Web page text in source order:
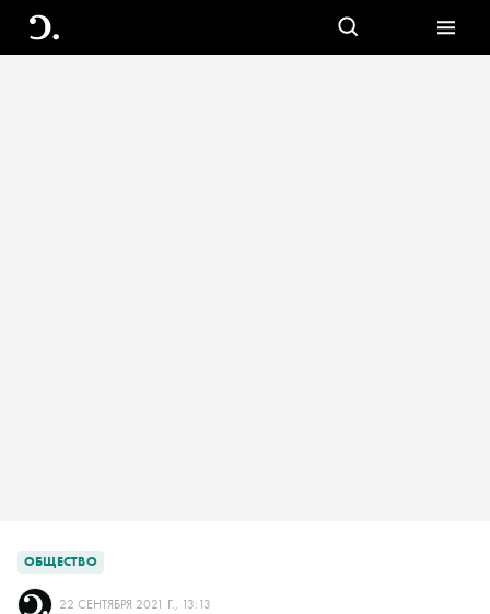
ОБЩЕСТВО
22 СЕНТЯБРЯ 2021 Г., 13:13